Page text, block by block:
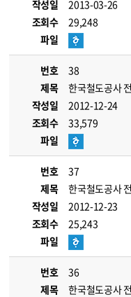
작성일
2013-03-26
조회수
29,248
파일
번호
38
제목
한국철도공사
작성일
2012-12-24
조회수
33,579
파일
번호
37
제목
한국철도공사
작성일
2012-12-23
조회수
25,243
파일
번호
36
제목
한국철도공사